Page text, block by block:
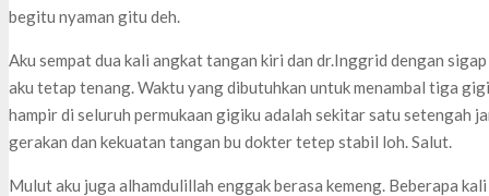
begitu nyaman gitu deh.
Aku sempat dua kali angkat tangan kiri dan dr.Inggrid dengan
aku tetap tenang. Waktu yang dibutuhkan untuk menambal tiga
hampir di seluruh permukaan gigiku adalah sekitar satu setengah
gerakan dan kekuatan tangan bu dokter tetep stabil loh. Salut.
Mulut aku juga alhamdulillah enggak berasa kemeng. Beberapa